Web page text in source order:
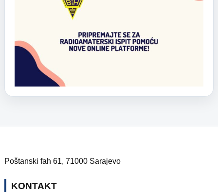
Poštanski fah 61, 71000 Sarajevo
KONTAKT